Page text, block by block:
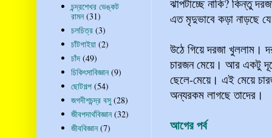
ঝাপটাচ্ছে নাকি? কিন্তু
এত মৃদুভাবে কড়া নাড়ছে
উঠে গিয়ে দরজা খুললাম।
চারজন মেয়ে। আর একটু
ছেলে-মেয়ে। এই মেয়ে
অন্যরকম লাগছে তাদের।
আগের পর্ব
চন্দ্রশেখর ভেঙ্কট
রামন (31)
চলচিত্র (3)
চাঁটগাইয়া (2)
চাঁদ (49)
চিকিৎসাবিজ্ঞান (9)
ছোটগল্প (54)
জগদীশচন্দ্র বসু (28)
জীবপদার্থবিজ্ঞান (32)
জীববিজ্ঞান (7)